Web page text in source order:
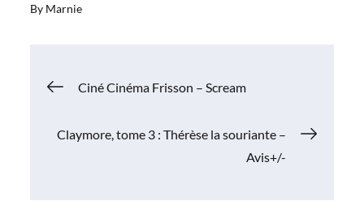
By Marnie
Navigation
de
Ciné Cinéma Frisson – Scream
Claymore, tome 3 : Thérèse la souriante –
Avis+/-